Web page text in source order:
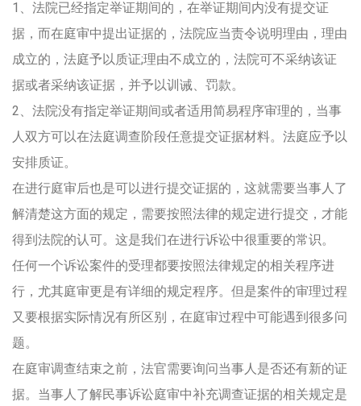
1、法院已经指定举证期间的，在举证期间内没有提交证
据，而在庭审中提出证据的，法院应当责令说明理由，理由
成立的，法庭予以质证;理由不成立的，法院可不采纳该证
据或者采纳该证据，并予以训诫、罚款。
2、法院没有指定举证期间或者适用简易程序审理的，当事
人双方可以在法庭调查阶段任意提交证据材料。法庭应予以
安排质证。
在进行庭审后也是可以进行提交证据的，这就需要当事人了
解清楚这方面的规定，需要按照法律的规定进行提交，才能
得到法院的认可。这是我们在进行诉讼中很重要的常识。
任何一个诉讼案件的受理都要按照法律规定的相关程序进
行，尤其庭审更是有详细的规定程序。但是案件的审理过程
又要根据实际情况有所区别，在庭审过程中可能遇到很多问
题。
在庭审调查结束之前，法官需要询问当事人是否还有新的证
据。当事人了解民事诉讼庭审中补充调查证据的相关规定是